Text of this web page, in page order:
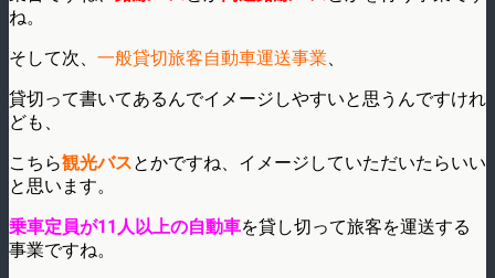
ね。
そして次、 一般貸切旅客自動車運送事業、
貸切って書いてあるんでイメージしやすいと思うんですけれ
ども、
こちら観光バスとかですね、イメージしていただいたらいい
と思います。
乗車定員が11人以上の自動車を貸し切って旅客を運送する
事業ですね。